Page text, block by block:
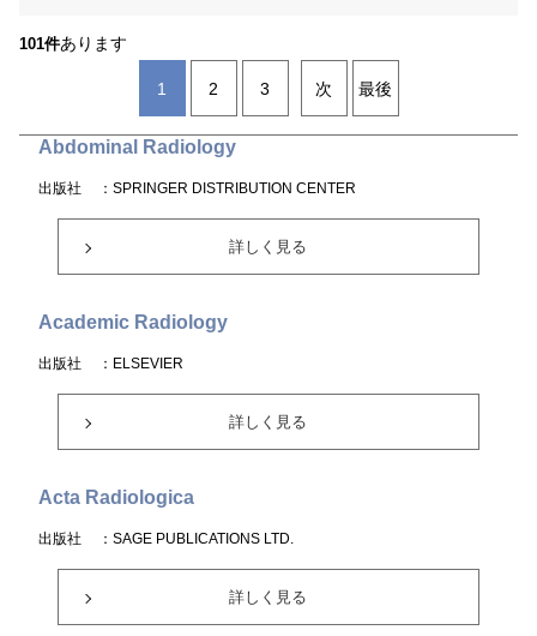
101件あります
1 2 3 次 最後
Abdominal Radiology
出版社 ：SPRINGER DISTRIBUTION CENTER
詳しく見る
Academic Radiology
出版社 ：ELSEVIER
詳しく見る
Acta Radiologica
出版社 ：SAGE PUBLICATIONS LTD.
詳しく見る